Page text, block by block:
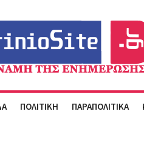
ΠΟΛΙΤΙΚΗ ΠΑΡΑΠΟΛΙΤΙΚΑ